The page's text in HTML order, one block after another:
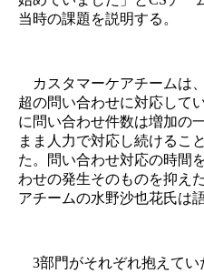
当時の課題を説明する。
カスタマーケアチームは
超の問い合わせに対応して
に問い合わせ件数は増加の
まま人力で対応し続けるこ
た。問い合わせ対応の時間
わせの発生そのものを抑え
アチームの水野沙也花氏は語
3部門がそれぞれ抱えてい